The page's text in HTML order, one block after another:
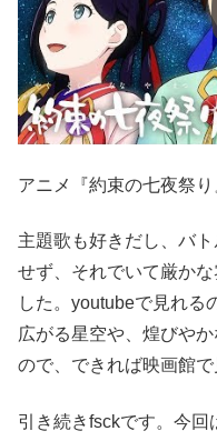
アニメ『約束の七夜祭り
主題歌も好きだし、バ
せず、それでいて厳か
した。youtubeで見れる
広がる星空や、煌びや
ので、できれば映画館で
引き続きfsckです。今回